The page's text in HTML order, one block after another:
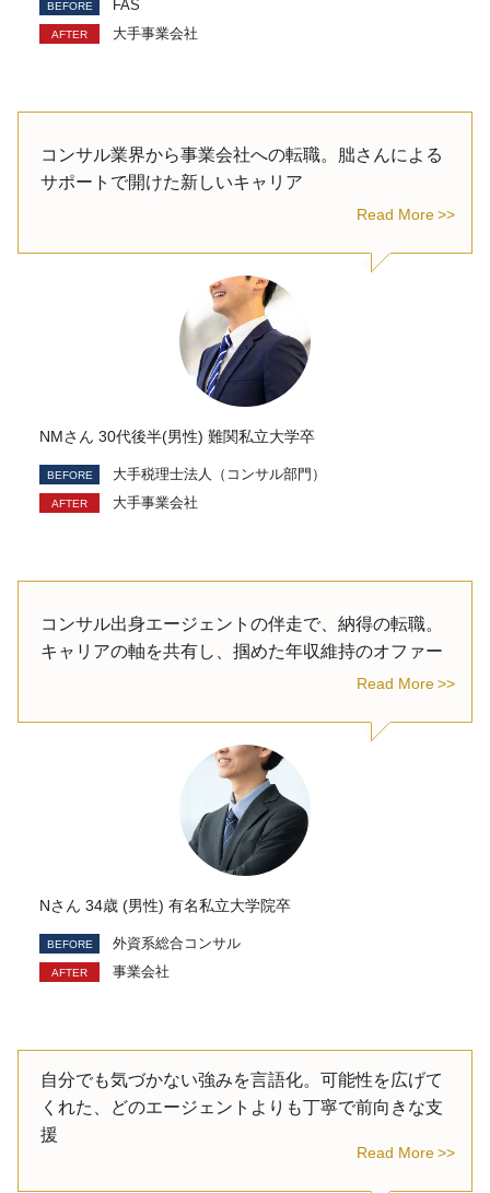
FAS
大手事業会社
コンサル業界から事業会社への転職。朏さんによる
サポートで開けた新しいキャリア
Read More
NMさん 30代後半(男性) 難関私立大学卒
大手税理士法人（コンサル部門）
大手事業会社
コンサル出身エージェントの伴走で、納得の転職。
キャリアの軸を共有し、掴めた年収維持のオファー
Read More
Nさん 34歳 (男性) 有名私立大学院卒
外資系総合コンサル
事業会社
自分でも気づかない強みを言語化。可能性を広げて
くれた、どのエージェントよりも丁寧で前向きな支
援
Read More